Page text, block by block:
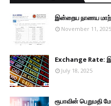
இன்றைய நாணய
November 11, 2025
Exchange Rate:
July 18, 2025
ரூபாவின் பெறுமதி